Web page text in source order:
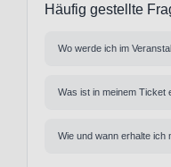
Häufig gestellte
Wo werde ich im
Was ist in meinem Ticket
Wie und wann erhalte ich